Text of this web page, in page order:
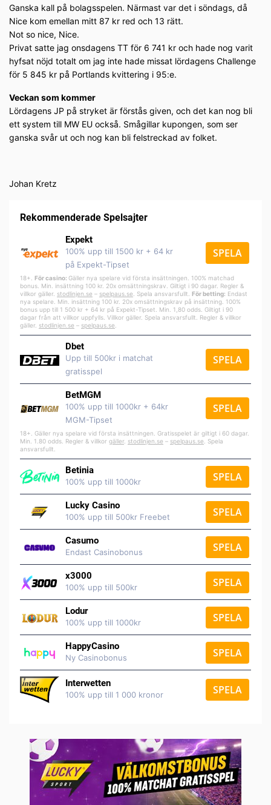
Ganska kall på bolagsspelen. Närmast var det i söndags, då
Nice kom emellan mitt 87 kr red och 13 rätt.
Not so nice, Nice.
Privat satte jag onsdagens TT för 6 741 kr och hade nog varit
hyfsat nöjd totalt om jag inte hade missat lördagens Challenge
för 5 845 kr på Portlands kvittering i 95:e.
Veckan som kommer
Lördagens JP på stryket är förstås given, och det kan nog bli
ett system till MW EU också. Smågillar kupongen, som ser
ganska svår ut och nog kan bli felstreckad av folket.
Johan Kretz
Rekommenderade Spelsajter
Expekt
100% upp till 1500 kr + 64 kr
på Expekt-Tipset
SPELA
18+. För casino: Gäller nya spelare vid första insättningen. 100% matchad
bonus. Min. insättning 100 kr. 20x omsättningskrav. Giltigt i 90 dagar. Regler &
villkor gäller. stodlinjen.se – spelpaus.se . Spela ansvarsfullt. För betting: Endast
nya spelare. Min. insättning 100 kr. 20x omsättningskrav på insättning. 100%
bonus upp till 1 500 kr + 64 kr på Expekt-Tipset. Min. 1,80 odds. Giltigt i 90
dagar från att villkor uppfylls. Villkor gäller. Spela ansvarsfullt. Regler & villkor
gäller. stodlinjen.se – spelpaus.se
Dbet
Upp till 500kr i matchat
gratisspel
SPELA
BetMGM
100% upp till 1000kr + 64kr
MGM-Tipset
SPELA
18+. Gäller nya spelare vid första insättningen. Gratisspelet är giltigt i 60 dagar.
Min. 1.80 odds. Regler & villkor gäller stodlinjen.se – spelpaus.se . Spela
ansvarsfullt.
Betinia
100% upp till 1000kr SPELA
Lucky Casino
100% upp till 500kr Freebet SPELA
Casumo
Endast Casinobonus SPELA
x3000
100% upp till 500kr SPELA
Lodur
100% upp till 1000kr SPELA
HappyCasino
Ny Casinobonus SPELA
Interwetten
100% upp till 1 000 kronor SPELA